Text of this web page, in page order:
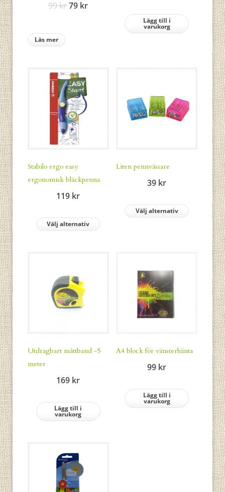
99krDet
79 krDet
nuvarande
Läs mer
Lägg till i
varukorg
Stabilo ergo easy
ergonomisk bläckpenna
119 kr
Välj alternativ
Liten pennvässare
39 kr
Välj alternativ
Utdragbart måttband -5
meter
169 kr
Lägg till i
varukorg
A4 block för vänsterhänta
99 kr
Lägg till i
varukorg